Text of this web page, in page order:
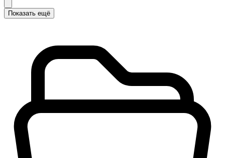
Показать ещё